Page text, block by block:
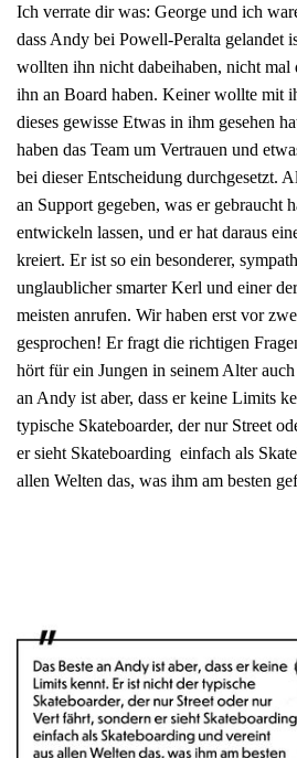
Ich verrate dir was: George und ich
dass Andy bei Powell-Peralta gelandet
wollten ihn nicht dabeihaben, nicht mal
ihn an Board haben. Keiner wollte mit
dieses gewisse Etwas in ihm gesehen
haben das Team um Vertrauen und
bei dieser Entscheidung durchgesetzt.
an Support gegeben, was er gebraucht
entwickeln lassen, und er hat daraus
kreiert. Er ist so ein besonderer,
unglaublicher smarter Kerl und einer
meisten anrufen. Wir haben erst vor
gesprochen! Er fragt die richtigen
hört für ein Jungen in seinem Alter
an Andy ist aber, dass er keine Limits
typische Skateboarder, der nur Street
er sieht Skateboarding einfach als
allen Welten das, was ihm am besten